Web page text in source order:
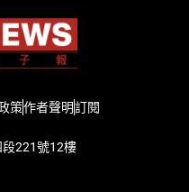
策作者聲明訂閱
221號12樓